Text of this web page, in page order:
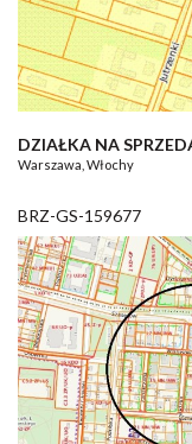
DZIAŁKA NA
Warszawa, Włochy
BRZ-GS-159677